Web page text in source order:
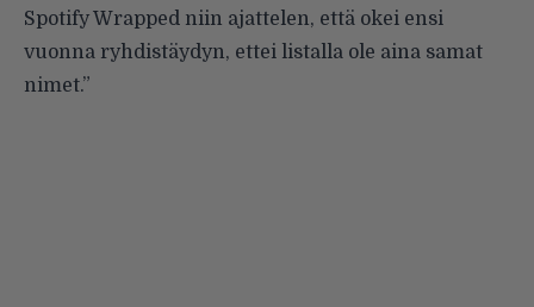
Spotify Wrapped niin ajattelen, että okei ensi
vuonna ryhdistäydyn, ettei listalla ole aina samat
nimet.”